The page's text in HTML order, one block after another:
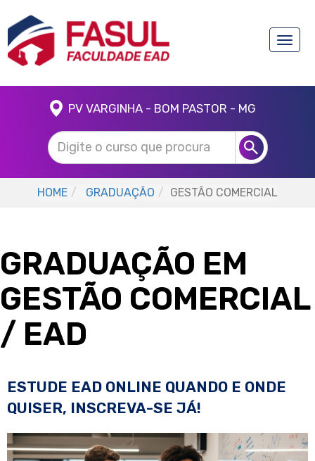
Toggle
PV VARGINHA - BOM PASTOR - MG
HOME GRADUAÇÃO GESTÃO COMERCIAL
GRADUAÇÃO EM
GESTÃO COMERCIAL
/ EAD
ESTUDE EAD ONLINE QUANDO E ONDE
QUISER, INSCREVA-SE JÁ!